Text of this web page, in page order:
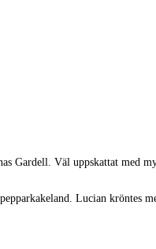
Gardell. Väl uppskattat med
Lucian kröntes